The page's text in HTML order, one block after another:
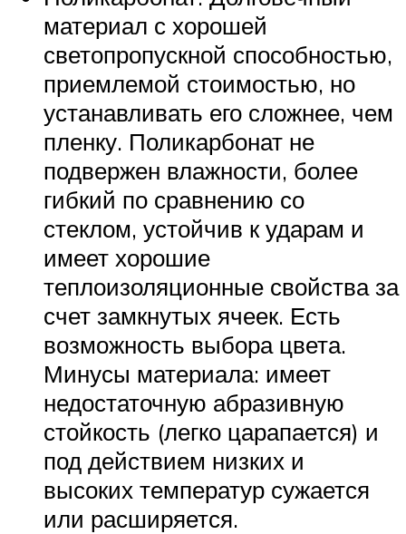
материал с хорошей
светопропускной способностью,
приемлемой стоимостью, но
устанавливать его сложнее, чем
пленку. Поликарбонат не
подвержен влажности, более
гибкий по сравнению со
стеклом, устойчив к ударам и
имеет хорошие
теплоизоляционные свойства за
счет замкнутых ячеек. Есть
возможность выбора цвета.
Минусы материала: имеет
недостаточную абразивную
стойкость (легко царапается) и
под действием низких и
высоких температур сужается
или расширяется.